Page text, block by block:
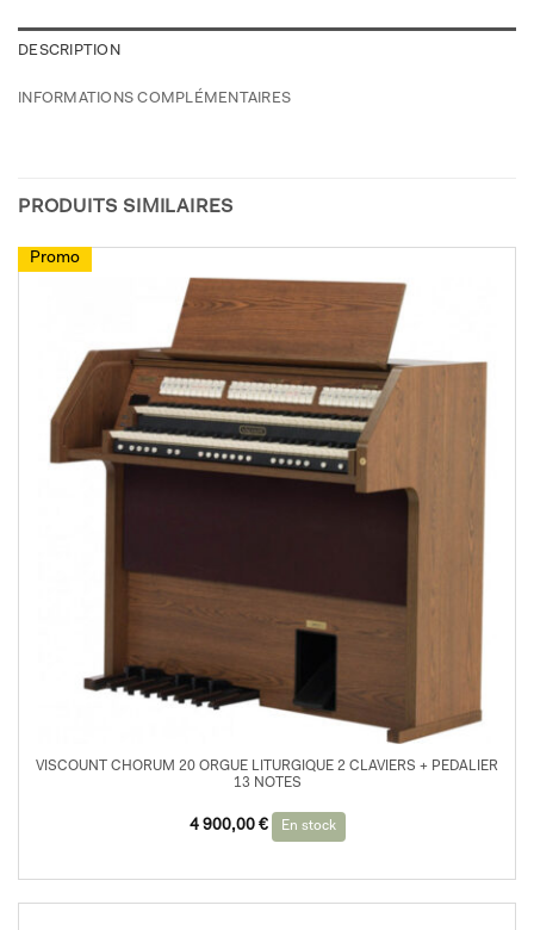
DESCRIPTION
INFORMATIONS COMPLÉMENTAIRES
PRODUITS SIMILAIRES
Promo
VISCOUNT CHORUM 20 ORGUE LITURGIQUE 2 CLAVIERS + PEDALIER
13 NOTES
Le
400,00 €.
4 900,00 €
Le
900,00 €.
En stock